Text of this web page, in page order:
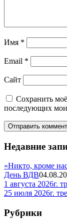
Имя *
Email *
Сайт
Сохранить
последующих
Недавние
«Никто, кроме
День ВДВ
1 августа 2026г.
25 июля 2026г.
Рубрики